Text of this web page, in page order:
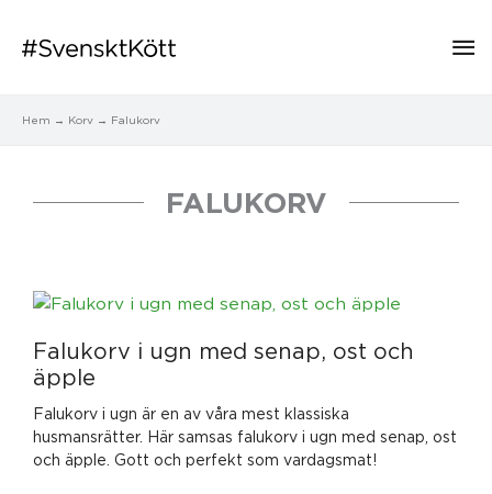
Hem Korv Falukorv
FALUKORV
Falukorv i ugn med senap, ost och
äpple
Falukorv i ugn är en av våra mest klassiska
husmansrätter. Här samsas falukorv i ugn med senap, ost
och äpple. Gott och perfekt som vardagsmat!